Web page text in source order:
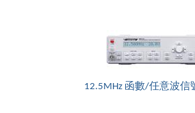
12.5MHz 函數/任意波信